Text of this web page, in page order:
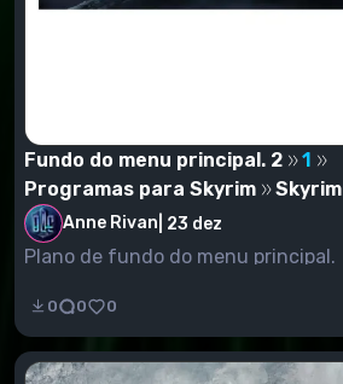
Fundo do menu principal. 2
1
Programas para Skyrim
Skyrim
Anne Rivan 23 dez
Plano de fundo do menu principal.
0 0 0